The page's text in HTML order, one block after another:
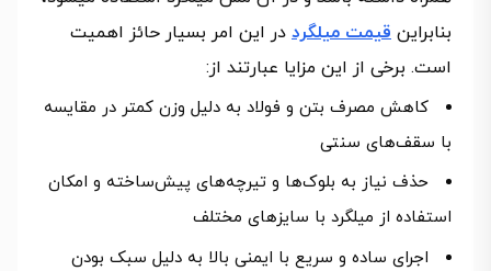
بنابراین قیمت میلگرد در این امر بسیار حائز اهمیت
است. برخی از این مزایا عبارتند از:
کاهش مصرف بتن و فولاد به دلیل وزن کمتر در مقایسه
با سقف‌های سنتی
حذف نیاز به بلوک‌ها و تیرچه‌های پیش‌ساخته و امکان
استفاده از میلگرد با سایزهای مختلف
اجرای ساده و سریع با ایمنی بالا به دلیل سبک بودن